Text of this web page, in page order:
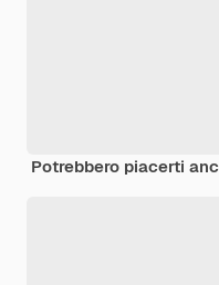
Potrebbero piacerti